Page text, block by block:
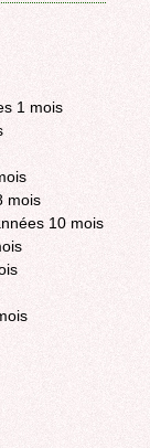
1 mois
mois
10 mois